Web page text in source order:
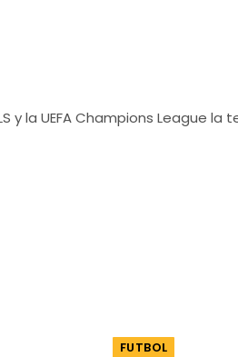
y la UEFA Champions League la
FUTBOL